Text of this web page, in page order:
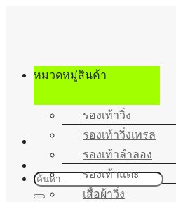
เนื้อหา
ค้นหา:
หมวดหมู่สินค้า
รองเท้าวิ่ง
รองเท้าวิ่งเทรล
รองเท้าลำลอง
รองเท้าแตะ
เสื้อผ้าวิ่ง